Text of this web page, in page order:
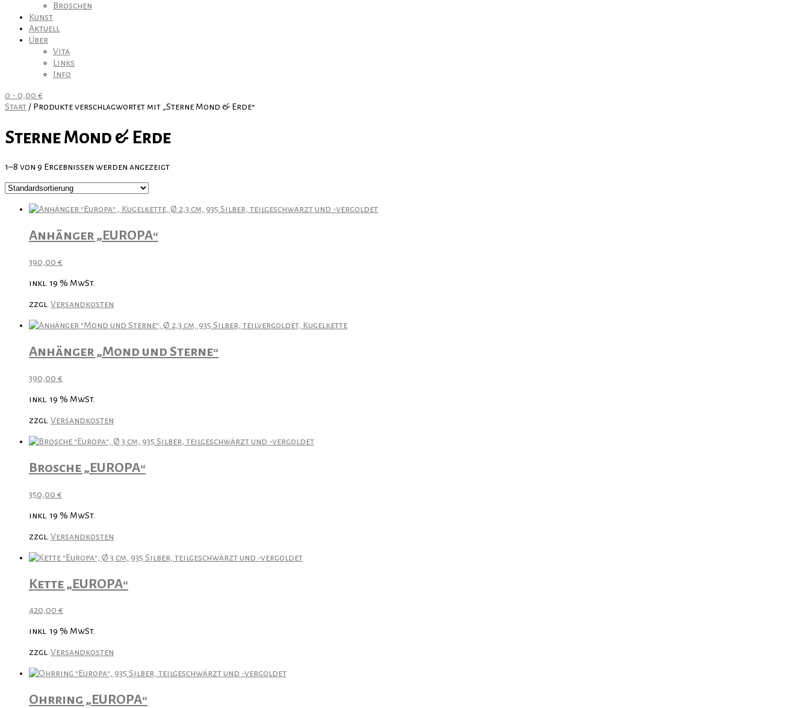
Broschen
Kunst
Aktuell
Über
Vita
Links
Info
0 - 0,00 €
Start / Produkte verschlagwortet mit „Sterne Mond & Erde“
Sterne Mond & Erde
1–8 von 9 Ergebnissen werden angezeigt
Anhänger „EUROPA“
390,00 €
inkl. 19 % MwSt.
zzgl. Versandkosten
Anhänger „Mond und Sterne“
390,00 €
inkl. 19 % MwSt.
zzgl. Versandkosten
Brosche „EUROPA“
350,00 €
inkl. 19 % MwSt.
zzgl. Versandkosten
Kette „EUROPA“
420,00 €
inkl. 19 % MwSt.
zzgl. Versandkosten
Ohrring „EUROPA“